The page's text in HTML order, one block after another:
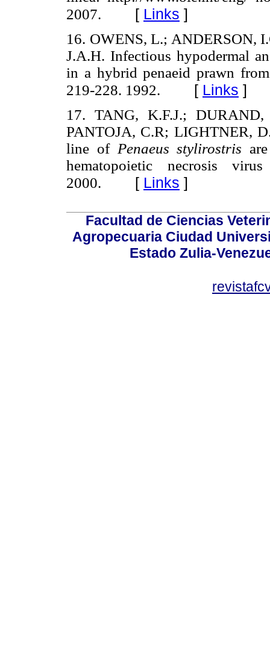
2007. [ Links ]
16. OWENS, L.; ANDERSON,
J.A.H. Infectious hypodermal
in a hybrid penaeid prawn
219-228. 1992. [ Links ]
17. TANG, K.F.J.;
PANTOJA, C.R; LIGHTNER,
line of Penaeus stylirostris
hematopoietic necrosis
2000. [ Links ]
Facultad de Ciencias
Agropecuaria Ciudad
Estado Zulia-